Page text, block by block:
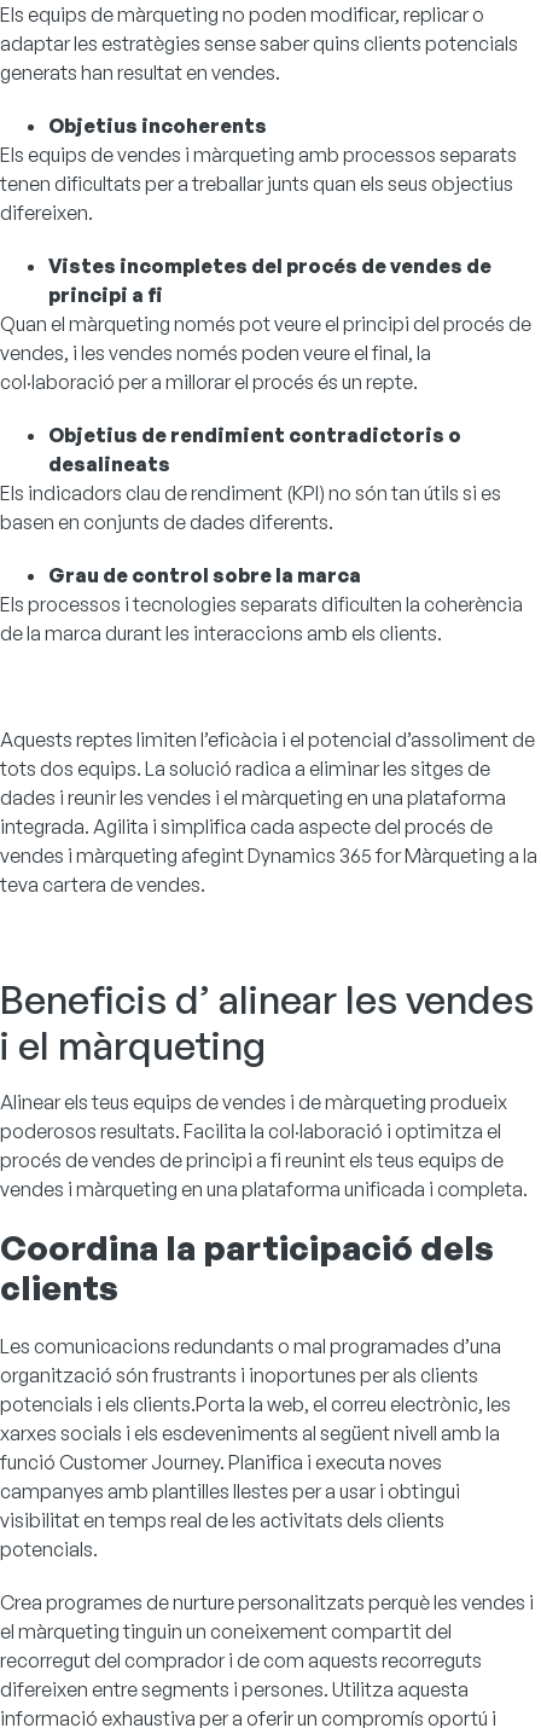
Els equips de màrqueting no poden modificar, replicar o
adaptar les estratègies sense saber quins clients potencials
generats han resultat en vendes.
Objetius incoherents
Els equips de vendes i màrqueting amb processos separats
tenen dificultats per a treballar junts quan els seus objectius
difereixen.
Vistes incompletes del procés de vendes de
principi a fi
Quan el màrqueting només pot veure el principi del procés de
vendes, i les vendes només poden veure el final, la
col·laboració per a millorar el procés és un repte.
Objetius de rendimient contradictoris o
desalineats
Els indicadors clau de rendiment (KPI) no són tan útils si es
basen en conjunts de dades diferents.
Grau de control sobre la marca
Els processos i tecnologies separats dificulten la coherència
de la marca durant les interaccions amb els clients.
Aquests reptes limiten l’eficàcia i el potencial d’assoliment de
tots dos equips. La solució radica a eliminar les sitges de
dades i reunir les vendes i el màrqueting en una plataforma
integrada. Agilita i simplifica cada aspecte del procés de
vendes i màrqueting afegintDynamics 365 for Màrqueting a la
teva cartera de vendes.
Beneficis d’ alinear les vendes
i el màrqueting
Alinear els teus equips de vendes i de màrqueting produeix
poderosos resultats. Facilita la col·laboració i optimitza el
procés de vendes de principi a fi reunint els teus equips de
vendes i màrqueting en una plataforma unificada i completa.
Coordina la participació dels
clients
Les comunicacions redundants o mal programades d’una
organització són frustrants i inoportunes per als clients
potencials i els clients.Porta la web, el correu electrònic, les
xarxes socials i els esdeveniments al següent nivell amb la
funció Customer Journey. Planifica i executa noves
campanyes amb plantilles llestes per a usar i obtingui
visibilitat en temps real de les activitats dels clients
potencials.
Crea programes de nurture personalitzats perquè les vendes i
el màrqueting tinguin un coneixement compartit del
recorregut del comprador i de com aquests recorreguts
difereixen entre segments i persones. Utilitza aquesta
informació exhaustiva per a oferir un compromís oportú i